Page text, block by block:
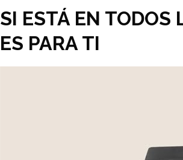
SI ESTÁ EN TODOS
ES PARA TI